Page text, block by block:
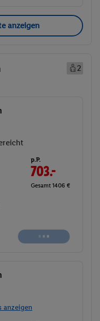
anzeigen
2
p.P.
703.-
Gesamt 1406 €
anzeigen